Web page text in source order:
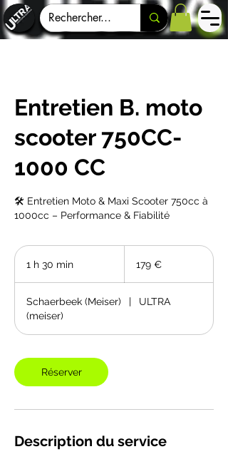
Entretien B. moto
scooter 750CC-
1000 CC
🛠️ Entretien Moto & Maxi Scooter 750cc à
1000cc – Performance & Fiabilité
1 h 30 min
m
n
179 €
Schaerbeek (Meiser) |
ULTRA
(meiser)
Réserver
Description du service